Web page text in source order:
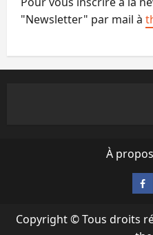
"Newsletter" par mail à
À propos
Copyright © Tous droits